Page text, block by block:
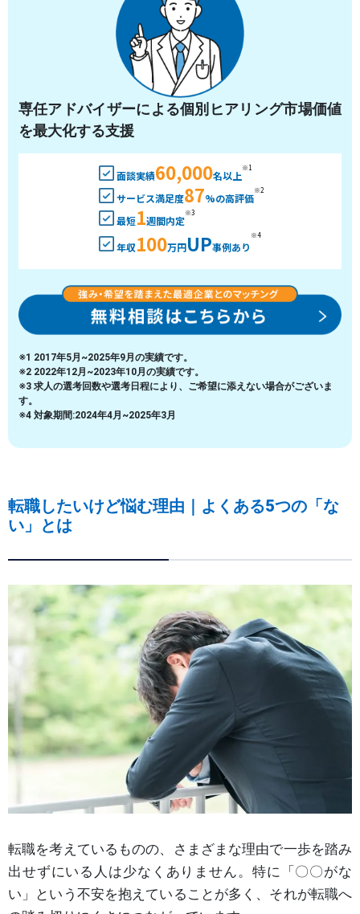
専任アドバイザーによる個別ヒアリング市場価値
を最大化する支援
面談実績60,000名以上
※1
サービス満足度87%の高評価
※2
最短1週間内定
※3
年収100万円UP事例あり
※4
※1 2017年5月~2025年9月の実績です。
※2 2022年12月~2023年10月の実績です。
※3 求人の選考回数や選考日程により、ご希望に添えない場合がございま
す。
※4 対象期間:2024年4月~2025年3月
転職したいけど悩む理由｜よくある5つの「な
い」とは
転職を考えているものの、さまざまな理由で一歩を踏み
出せずにいる人は少なくありません。特に「〇〇がな
い」という不安を抱えていることが多く、それが転職へ